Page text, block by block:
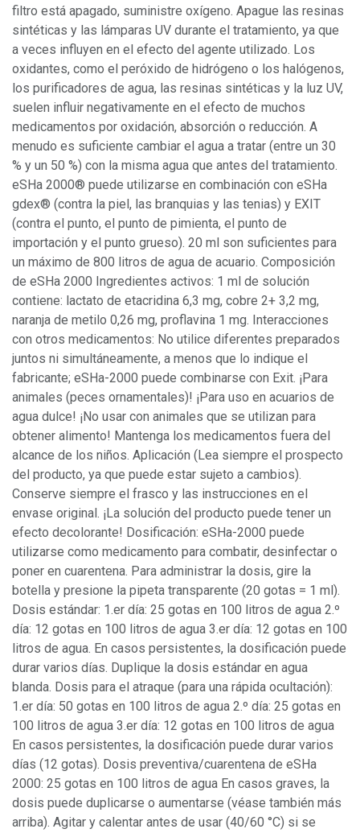
filtro está apagado, suministre oxígeno. Apague las resinas
sintéticas y las lámparas UV durante el tratamiento, ya que
a veces influyen en el efecto del agente utilizado. Los
oxidantes, como el peróxido de hidrógeno o los halógenos,
los purificadores de agua, las resinas sintéticas y la luz UV,
suelen influir negativamente en el efecto de muchos
medicamentos por oxidación, absorción o reducción. A
menudo es suficiente cambiar el agua a tratar (entre un 30
% y un 50 %) con la misma agua que antes del tratamiento.
eSHa 2000® puede utilizarse en combinación con eSHa
gdex® (contra la piel, las branquias y las tenias) y EXIT
(contra el punto, el punto de pimienta, el punto de
importación y el punto grueso). 20 ml son suficientes para
un máximo de 800 litros de agua de acuario. Composición
de eSHa 2000 Ingredientes activos: 1 ml de solución
contiene: lactato de etacridina 6,3 mg, cobre 2+ 3,2 mg,
naranja de metilo 0,26 mg, proflavina 1 mg. Interacciones
con otros medicamentos: No utilice diferentes preparados
juntos ni simultáneamente, a menos que lo indique el
fabricante; eSHa-2000 puede combinarse con Exit. ¡Para
animales (peces ornamentales)! ¡Para uso en acuarios de
agua dulce! ¡No usar con animales que se utilizan para
obtener alimento! Mantenga los medicamentos fuera del
alcance de los niños. Aplicación (Lea siempre el prospecto
del producto, ya que puede estar sujeto a cambios).
Conserve siempre el frasco y las instrucciones en el
envase original. ¡La solución del producto puede tener un
efecto decolorante! Dosificación: eSHa-2000 puede
utilizarse como medicamento para combatir, desinfectar o
poner en cuarentena. Para administrar la dosis, gire la
botella y presione la pipeta transparente (20 gotas = 1 ml).
Dosis estándar: 1.er día: 25 gotas en 100 litros de agua 2.º
día: 12 gotas en 100 litros de agua 3.er día: 12 gotas en 100
litros de agua. En casos persistentes, la dosificación puede
durar varios días. Duplique la dosis estándar en agua
blanda. Dosis para el atraque (para una rápida ocultación):
1.er día: 50 gotas en 100 litros de agua 2.º día: 25 gotas en
100 litros de agua 3.er día: 12 gotas en 100 litros de agua
En casos persistentes, la dosificación puede durar varios
días (12 gotas). Dosis preventiva/cuarentena de eSHa
2000: 25 gotas en 100 litros de agua En casos graves, la
dosis puede duplicarse o aumentarse (véase también más
arriba). Agitar y calentar antes de usar (40/60 °C) si se